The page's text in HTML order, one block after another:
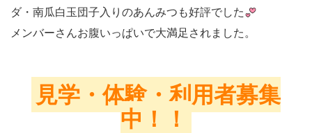
ダ・南瓜白玉団子入りのあんみつも好評でした
メンバーさんお腹いっぱいで大満足されました。
見学・体験・利用者募集
中！！